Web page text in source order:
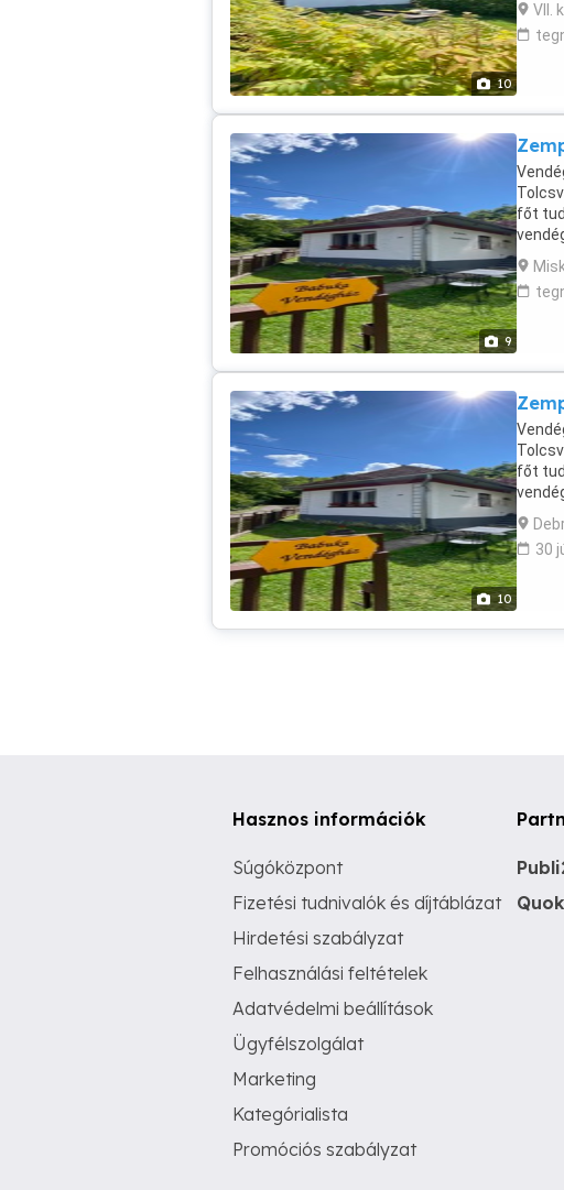
10
VII.
9
főt
Szép
10
főt
Szép
30
Hasznos információk
Súgóközpont
Fizetési tudnivalók és díjtáblázat
Hirdetési szabályzat
Felhasználási feltételek
Adatvédelmi beállítások
Ügyfélszolgálat
Marketing
Kategórialista
Promóciós szabályzat